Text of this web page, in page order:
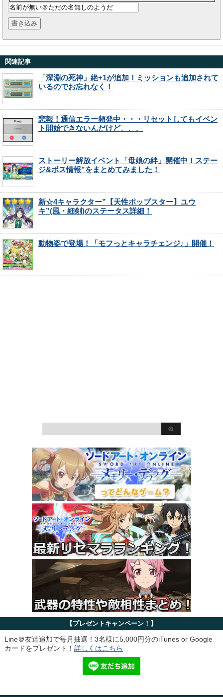
関連記事
「深淵の死神」絶+1が追加！ミッションも追加されて
いるのでお忘れなく！
悲報！通信エラー頻発中・・・リセットしてもイベン
ト開始できないんだけど、、、
ストーリー解放イベント「母娘の絆」開催中！ステー
ジ&ボス情報”をまとめてみました！
新☆4キャラクター”【天性ポップスター】ユウ
キ”(風・細剣)のステータス詳細！
動物姿で登場！「モフっとキャラチェンジ♪」開催！
【プレゼントキャンペーン！】
Line＠友達追加で毎月抽選！3名様に5,000円分のiTunes or Google
カードをプレゼント！ 詳しくはこちら